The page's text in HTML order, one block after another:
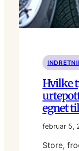
Hvilke
egnet
februar 5,
Store,